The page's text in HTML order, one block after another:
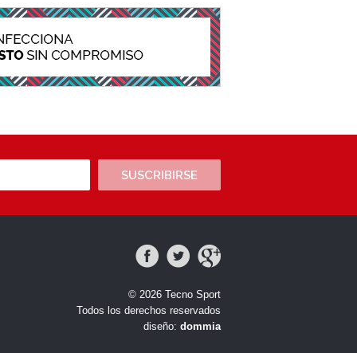
SUSCRIBIRSE
© 2026 Tecno Sport
Todos los derechos reservados
diseño: dommia